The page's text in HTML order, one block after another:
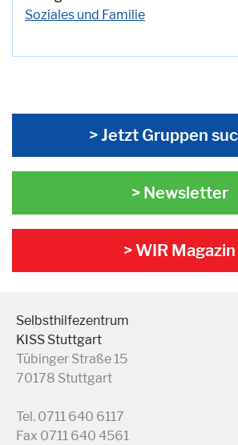
Soziales und Familie
> Jetzt Gruppen
> Newsletter
> WIR Magazin
Selbsthilfezentrum
KISS Stuttgart
Tübinger Straße 15
70178 Stuttgart
Tel. 0711 640 6117
Fax 0711 640 4561